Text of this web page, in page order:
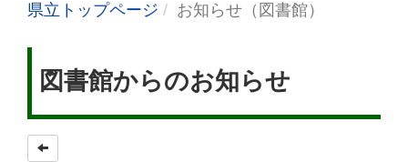
県立トップページ お知らせ（図書館）
図書館からのお知らせ